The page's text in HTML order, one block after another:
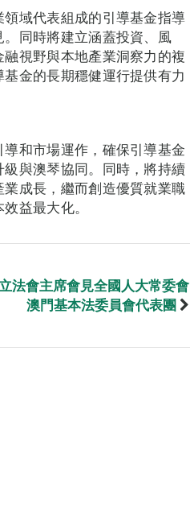
域代表組成的引導基金指導
同時將建立涵蓋投資、風
視野與本地產業洞察力的複
金的長期穩健運行提供有力
和市場運作，確保引導基金
與澳琴協同。同時，將持續
成長，繼而創造優質就業職
益最大化。
法會主席會見全國人大常委會
澳門基本法委員會代表團